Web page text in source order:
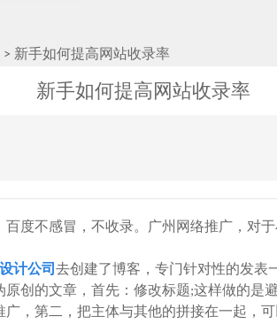
> 新手如何提高网站收录率
新手如何提高网站收录率
度不感冒，不收录。广州网络推广，对
计公司去创建了博客，专门针对性的发表
创的文章，首先：修改标题;这样做的是
，第二，把主体与其他的拼接在一起，